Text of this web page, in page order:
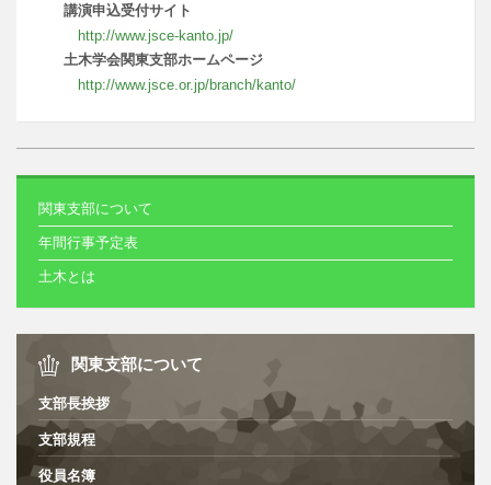
講演申込受付サイト
http://www.jsce-kanto.jp/
土木学会関東支部ホームページ
http://www.jsce.or.jp/branch/kanto/
関東支部について
年間行事予定表
土木とは
関東支部について
支部長挨拶
支部規程
役員名簿